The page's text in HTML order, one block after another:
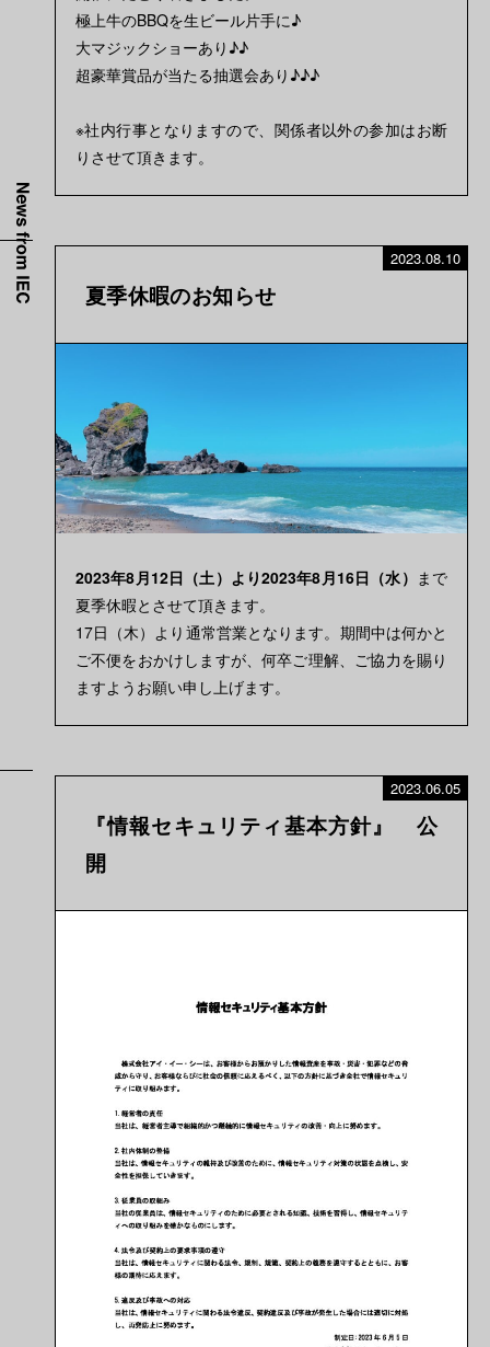
極上牛のBBQを生ビール片手に♪
大マジックショーあり♪♪
超豪華賞品が当たる抽選会あり♪♪♪
※社内行事となりますので、関係者以外の参加はお断
りさせて頂きます。
2023.08.10
夏季休暇のお知らせ
2023年8月12日（土）より2023年8月16日（水） まで
夏季休暇とさせて頂きます。
17日（木）より通常営業となります。期間中は何かと
ご不便をおかけしますが、何卒ご理解、ご協力を賜り
ますようお願い申し上げます。
2023.06.05
『情報セキュリティ基本方針』 公
開